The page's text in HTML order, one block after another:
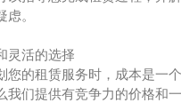
。
灵活的选择
您的租赁服务时，成本是一
我们提供有竞争力的价格和